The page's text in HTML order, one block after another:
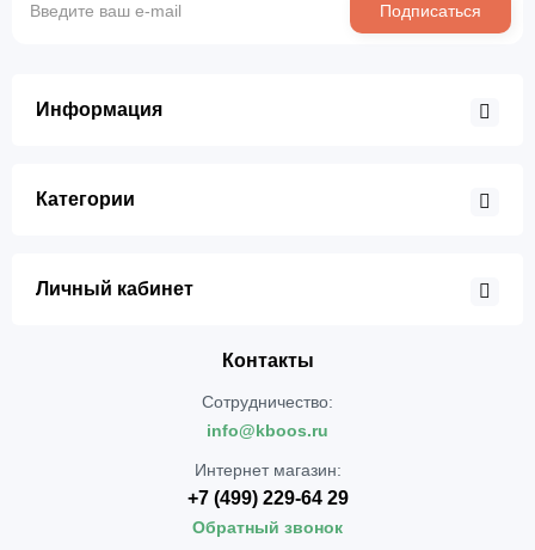
Подписаться
Информация
Категории
Личный кабинет
Контакты
Сотрудничество:
info@kboos.ru
Интернет магазин:
+7 (499) 229-64 29
Обратный звонок